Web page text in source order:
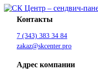
Перейти
Контакты
7 (343) 383 34 84
zakaz@skcenter.pro
Адрес компании